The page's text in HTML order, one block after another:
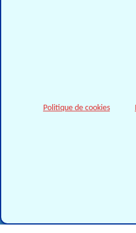
Politique de cookies